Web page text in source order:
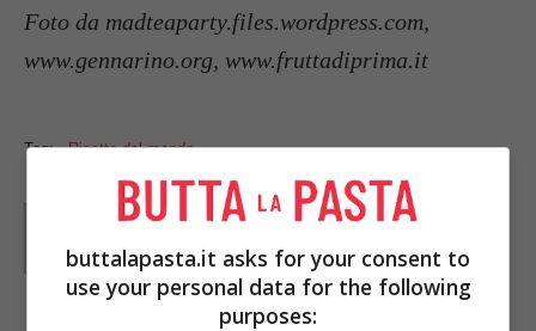
Foto da madteaparty.files.wordpress.com,
www.gennarino.org, www.fruttadiprima.it
Tag: Ricette dal mondo
Parole di
2013, spaziando tra tutte le tipologie di ricette, con un
occhio di riguardo a quelle della tradizione regionale.
buttalapasta.it asks for your consent to
use your personal data for the following
purposes: